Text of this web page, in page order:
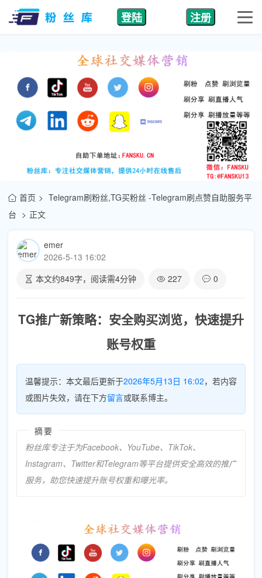
登陆 注册
首页
Telegram刷粉丝,TG买粉丝 -Telegram刷点赞自助服务平
台
正文
emer
2026-5-13 16:02
本文约849字，阅读需4分钟 227 0
TG推广新策略：安全购买浏览，快速提升
账号权重
温馨提示：本文最后更新于2026年5月13日 16:02，若内容
或图片失效，请在下方留言或联系博主。
摘要
粉丝库专注于为Facebook、YouTube、TikTok、
Instagram、Twitter和Telegram等平台提供安全高效的推广
服务，助您快速提升账号权重和曝光率。